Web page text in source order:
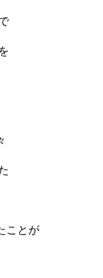
ことが